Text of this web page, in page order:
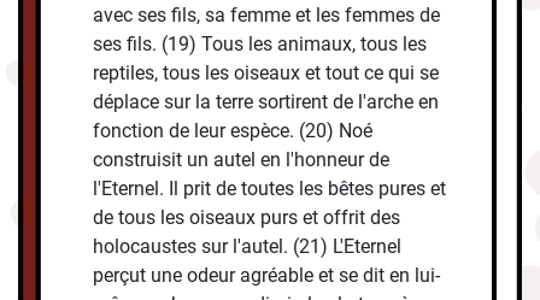
avec ses fils, sa femme et les femmes de
ses fils. (19) Tous les animaux, tous les
reptiles, tous les oiseaux et tout ce qui se
déplace sur la terre sortirent de l'arche en
fonction de leur espèce. (20) Noé
construisit un autel en l'honneur de
l'Eternel. Il prit de toutes les bêtes pures et
de tous les oiseaux purs et offrit des
holocaustes sur l'autel. (21) L'Eternel
perçut une odeur agréable et se dit en lui-